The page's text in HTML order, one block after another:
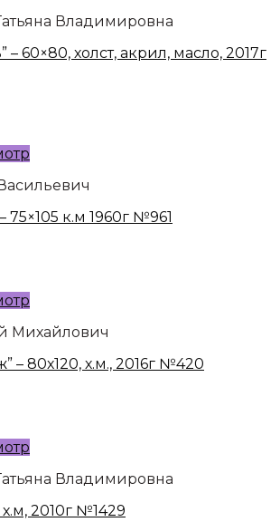
Владимировна
60×80, холст, акрил, масло, 2017г
75×105 к.м 1960г №961
Михайлович
– 80х120, х.м., 2016г №420
Владимировна
2010г №1429